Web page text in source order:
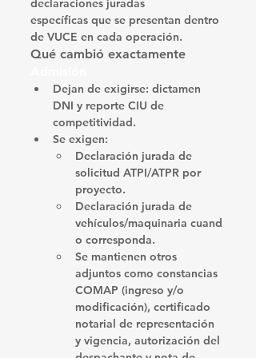
declaraciones juradas
específicas que se presentan dentro
de VUCE en cada operación.
Qué cambió exactamente
Dejan de exigirse: dictamen
DNI y reporte CIU de
competitividad.
Se exigen:
Declaración jurada de
solicitud ATPI/ATPR por
proyecto.
Declaración jurada de
vehículos/maquinaria cuand
o corresponda.
Se mantienen otros
adjuntos como constancias
COMAP (ingreso y/o
modificación), certificado
notarial de representación
y vigencia, autorización del